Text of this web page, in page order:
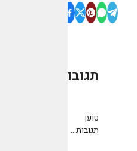
תגובות
טוען
תגובות...